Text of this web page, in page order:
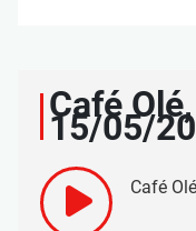
Café
15/05/
Café